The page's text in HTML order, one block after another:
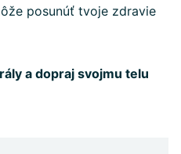
posunúť tvoje zdravie
a dopraj svojmu telu